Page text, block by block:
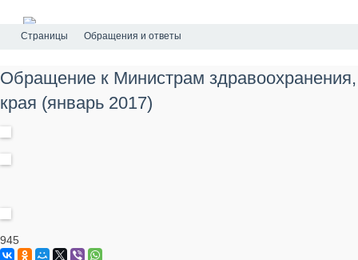
Страницы Обращения и ответы
Обращение к Министрам
края (январь 2017)
945